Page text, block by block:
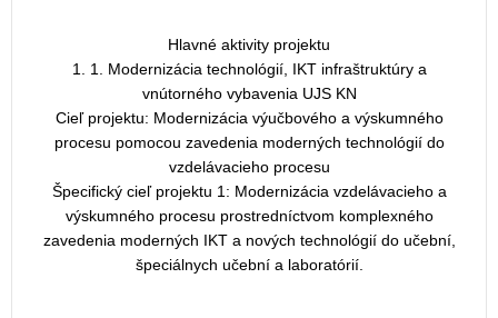
Hlavné aktivity projektu
1. 1. Modernizácia technológií, IKT infraštruktúry a
vnútorného vybavenia UJS KN
Cieľ projektu: Modernizácia výučbového a výskumného
procesu pomocou zavedenia moderných technológií do
vzdelávacieho procesu
Špecifický cieľ projektu 1: Modernizácia vzdelávacieho a
výskumného procesu prostredníctvom komplexného
zavedenia moderných IKT a nových technológií do učební,
špeciálnych učební a laboratórií.